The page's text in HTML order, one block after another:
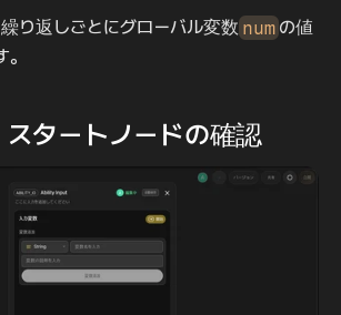
り返しごとにグローバル変数 num の値
タートノードの確認